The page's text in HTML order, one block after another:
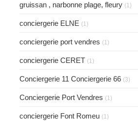
gruissan , narbonne plage, fleury (1)
conciergerie ELNE (1)
conciergerie port vendres (1)
conciergerie CERET (1)
Conciergerie 11 Conciergerie 66 (3)
Conciergerie Port Vendres (1)
conciergerie Font Romeu (1)